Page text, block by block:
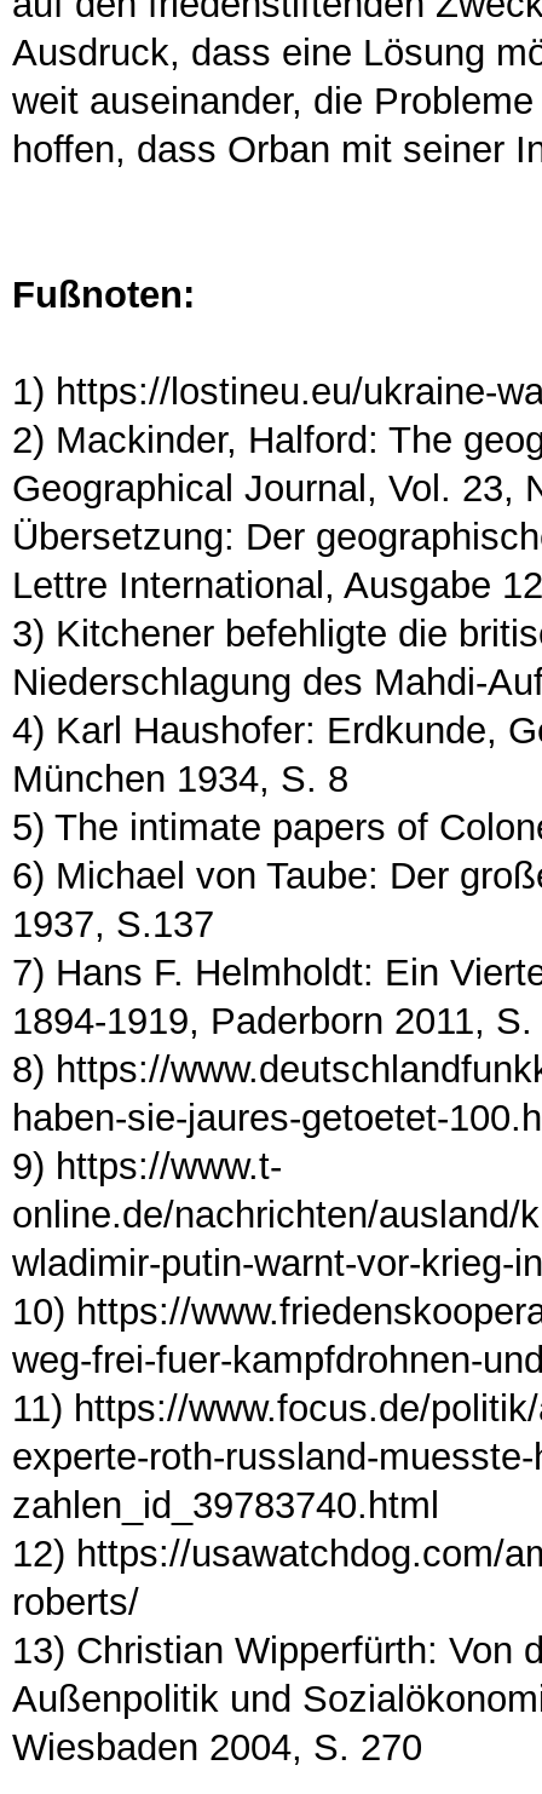
Ausdruck, dass eine Lösung
weit auseinander, die
hoffen, dass Orban mit seiner
Fußnoten:
1) https://lostineu.eu/ukraine-
2) Mackinder, Halford: The
Geographical Journal, Vol.
Übersetzung: Der
Lettre International, Ausgabe
3) Kitchener befehligte die
Niederschlagung des Mahdi-
4) Karl Haushofer: Erdkunde,
München 1934, S. 8
5) The intimate papers of
6) Michael von Taube: Der
1937, S.137
7) Hans F. Helmholdt: Ein
1894-1919, Paderborn 2011, S.
8) https://
haben-sie-jaures-getoetet-
9) https://www.t-
online.de/nachrichten/ausland/
wladimir-putin-warnt-vor-krieg-
10) https://
weg-frei-fuer-kampfdrohnen-
11) https://www.focus.de/
experte-roth-russland-
zahlen_id_39783740.html
12) https://usawatchdog.com/
roberts/
13) Christian Wipperfürth: Von
Außenpolitik und
Wiesbaden 2004, S. 270